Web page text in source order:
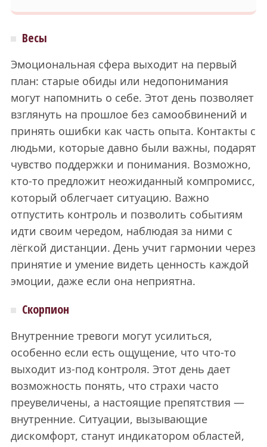
Весы
Эмоциональная сфера выходит на первый
план: старые обиды или недопонимания
могут напомнить о себе. Этот день позволяет
взглянуть на прошлое без самообвинений и
принять ошибки как часть опыта. Контакты с
людьми, которые давно были важны, подарят
чувство поддержки и понимания. Возможно,
кто-то предложит неожиданный компромисс,
который облегчает ситуацию. Важно
отпустить контроль и позволить событиям
идти своим чередом, наблюдая за ними с
лёгкой дистанции. День учит гармонии через
принятие и умение видеть ценность каждой
эмоции, даже если она неприятна.
Скорпион
Внутренние тревоги могут усилиться,
особенно если есть ощущение, что что-то
выходит из-под контроля. Этот день дает
возможность понять, что страхи часто
преувеличены, а настоящие препятствия —
внутренние. Ситуации, вызывающие
дискомфорт, станут индикатором областей,